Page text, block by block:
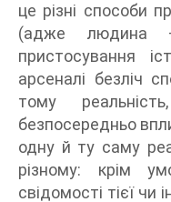
це різні способи
(адже людина
пристосування
арсеналі безліч
тому
безпосередньо
одну й ту саму
різному: крім
свідомості тієї чи